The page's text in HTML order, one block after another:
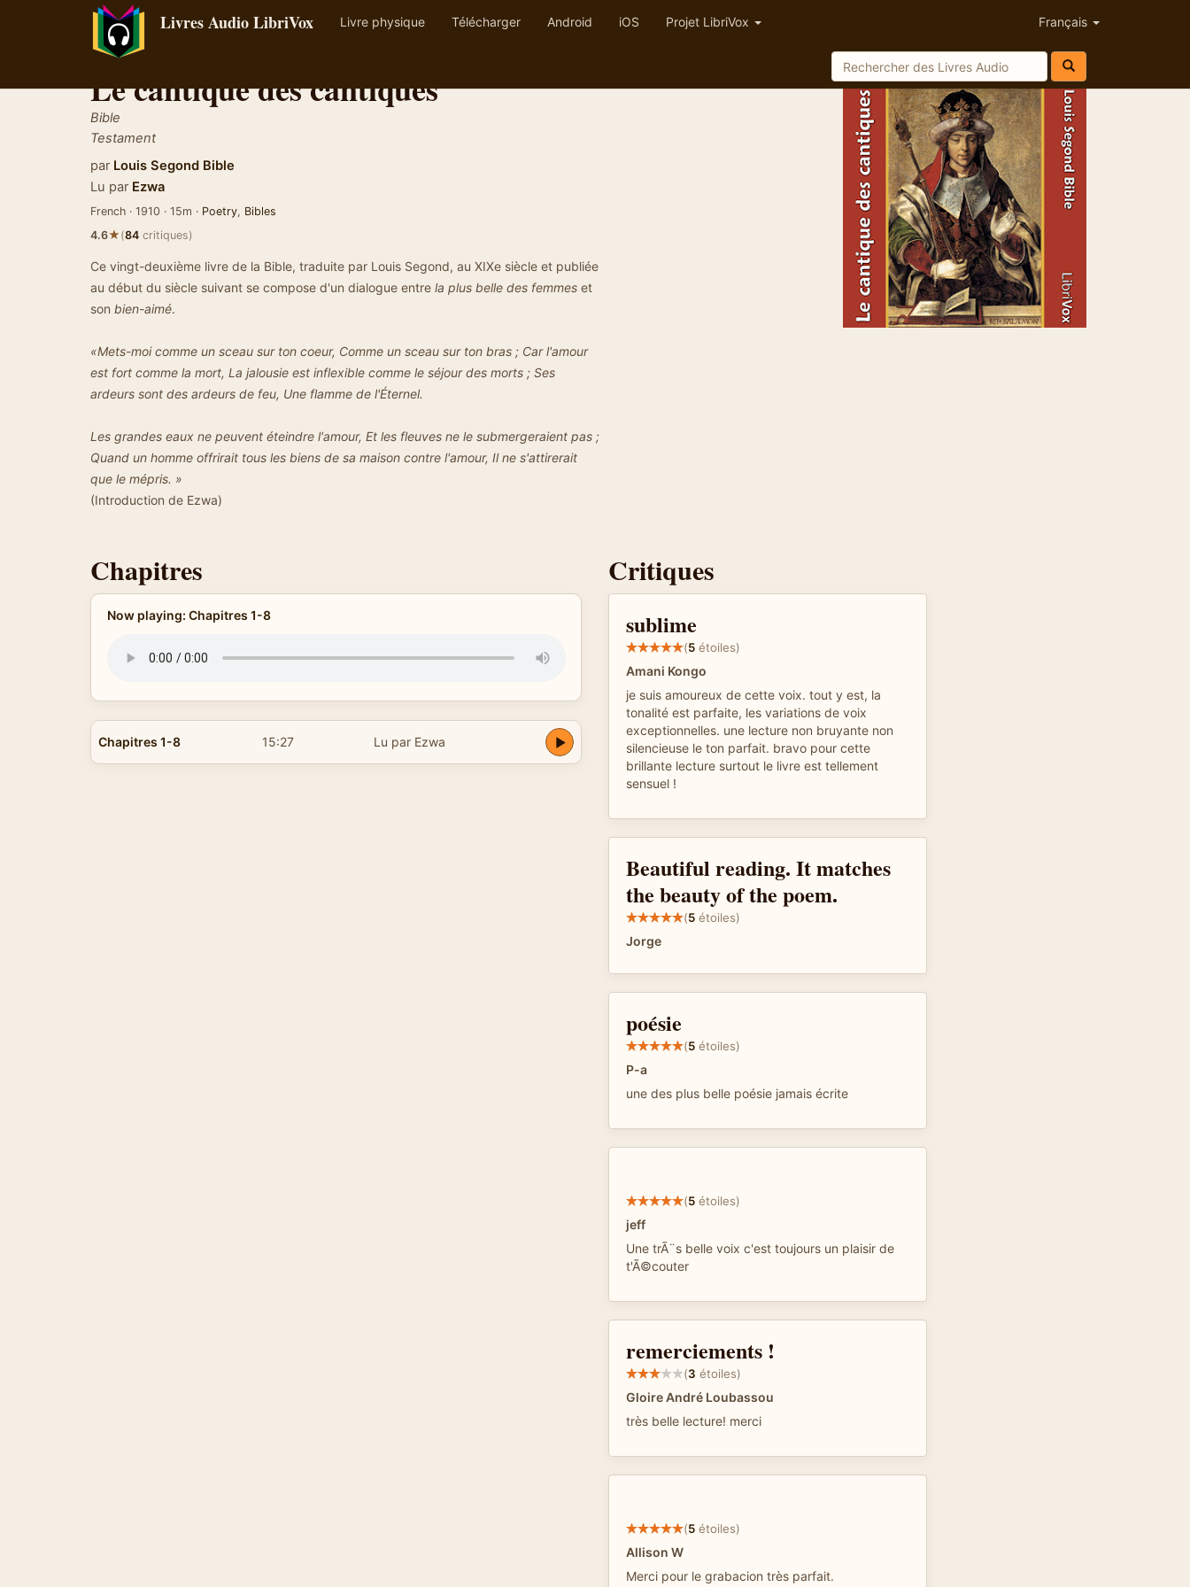
Livres Audio LibriVox Livre physique Télécharger Android iOS Projet LibriVox Français
Le cantique des cantiques
Bible
Testament
par Louis Segond Bible
Lu par Ezwa
French · 1910 · 15m · Poetry, Bibles
4.6★(84 critiques)
Ce vingt-deuxième livre de la Bible, traduite par Louis Segond, au XIXe siècle et publiée
au début du siècle suivant se compose d'un dialogue entre la plus belle des femmes et
son bien-aimé.
«Mets-moi comme un sceau sur ton coeur, Comme un sceau sur ton bras ; Car l'amour
est fort comme la mort, La jalousie est inflexible comme le séjour des morts ; Ses
ardeurs sont des ardeurs de feu, Une flamme de l'Éternel.
Les grandes eaux ne peuvent éteindre l'amour, Et les fleuves ne le submergeraient pas ;
Quand un homme offrirait tous les biens de sa maison contre l'amour, Il ne s'attirerait
que le mépris. »
(Introduction de Ezwa)
Chapitres
Now playing: Chapitres 1-8
Chapitres 1-8 15:27 Lu par Ezwa
Critiques
sublime
(5 étoiles)
Amani Kongo
je suis amoureux de cette voix. tout y est, la
tonalité est parfaite, les variations de voix
exceptionnelles. une lecture non bruyante non
silencieuse le ton parfait. bravo pour cette
brillante lecture surtout le livre est tellement
sensuel !
Beautiful reading. It matches
the beauty of the poem.
(5 étoiles)
Jorge
poésie
(5 étoiles)
P-a
une des plus belle poésie jamais écrite
(5 étoiles)
jeff
Une trÃ¨s belle voix c'est toujours un plaisir de
t'Ã©couter
remerciements !
(3 étoiles)
Gloire André Loubassou
très belle lecture! merci
(5 étoiles)
Allison W
Merci pour le grabacion très parfait.